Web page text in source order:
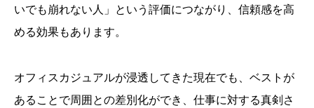
いでも崩れない人」という評価につながり、信頼感を高
める効果もあります。
オフィスカジュアルが浸透してきた現在でも、ベストが
あることで周囲との差別化ができ、仕事に対する真剣さ